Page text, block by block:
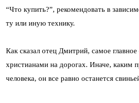
“Что купить?”, рекомендовать в
ту или иную технику.
Как сказал отец Дмитрий, самое
христианами на дорогах. Иначе, каким
человека, он все равно останется